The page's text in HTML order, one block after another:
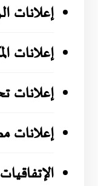
إعلانات
إعلانات
إعلانات
إعلانات
الإتفاقيات